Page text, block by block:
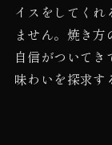
イスをしてくれ
ません。焼き
自信がついて
味わいを探求す